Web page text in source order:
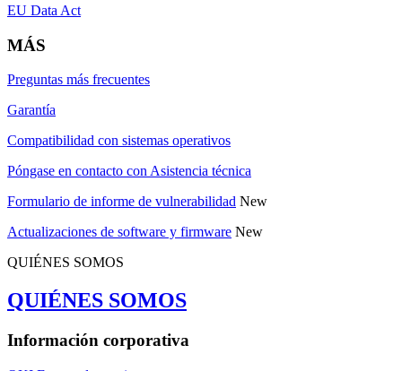
EU Data Act
MÁS
Preguntas más frecuentes
Garantía
Compatibilidad con sistemas operativos
Póngase en contacto con Asistencia técnica
Formulario de informe de vulnerabilidad New
Actualizaciones de software y firmware New
QUIÉNES SOMOS
QUIÉNES SOMOS
Información corporativa